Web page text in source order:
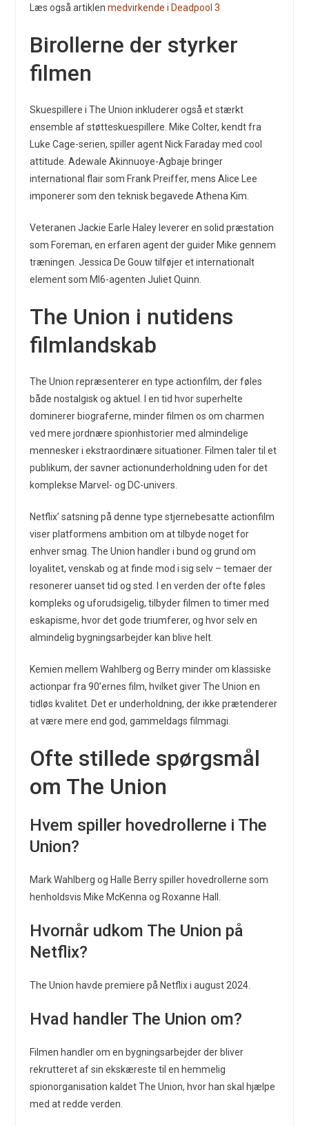
Læs også artiklen medvirkende i Deadpool 3
Birollerne der styrker
filmen
Skuespillere i The Union inkluderer også et stærkt
ensemble af støtteskuespillere. Mike Colter, kendt fra
Luke Cage-serien, spiller agent Nick Faraday med cool
attitude. Adewale Akinnuoye-Agbaje bringer
international flair som Frank Preiffer, mens Alice Lee
imponerer som den teknisk begavede Athena Kim.
Veteranen Jackie Earle Haley leverer en solid præstation
som Foreman, en erfaren agent der guider Mike gennem
træningen. Jessica De Gouw tilføjer et internationalt
element som MI6-agenten Juliet Quinn.
The Union i nutidens
filmlandskab
The Union repræsenterer en type actionfilm, der føles
både nostalgisk og aktuel. I en tid hvor superhelte
dominerer biograferne, minder filmen os om charmen
ved mere jordnære spionhistorier med almindelige
mennesker i ekstraordinære situationer. Filmen taler til et
publikum, der savner actionunderholdning uden for det
komplekse Marvel- og DC-univers.
Netflix’ satsning på denne type stjernebesatte actionfilm
viser platformens ambition om at tilbyde noget for
enhver smag. The Union handler i bund og grund om
loyalitet, venskab og at finde mod i sig selv – temaer der
resonerer uanset tid og sted. I en verden der ofte føles
kompleks og uforudsigelig, tilbyder filmen to timer med
eskapisme, hvor det gode triumferer, og hvor selv en
almindelig bygningsarbejder kan blive helt.
Kemien mellem Wahlberg og Berry minder om klassiske
actionpar fra 90’ernes film, hvilket giver The Union en
tidløs kvalitet. Det er underholdning, der ikke prætenderer
at være mere end god, gammeldags filmmagi.
Ofte stillede spørgsmål
om The Union
Hvem spiller hovedrollerne i The
Union?
Mark Wahlberg og Halle Berry spiller hovedrollerne som
henholdsvis Mike McKenna og Roxanne Hall.
Hvornår udkom The Union på
Netflix?
The Union havde premiere på Netflix i august 2024.
Hvad handler The Union om?
Filmen handler om en bygningsarbejder der bliver
rekrutteret af sin ekskæreste til en hemmelig
spionorganisation kaldet The Union, hvor han skal hjælpe
med at redde verden.